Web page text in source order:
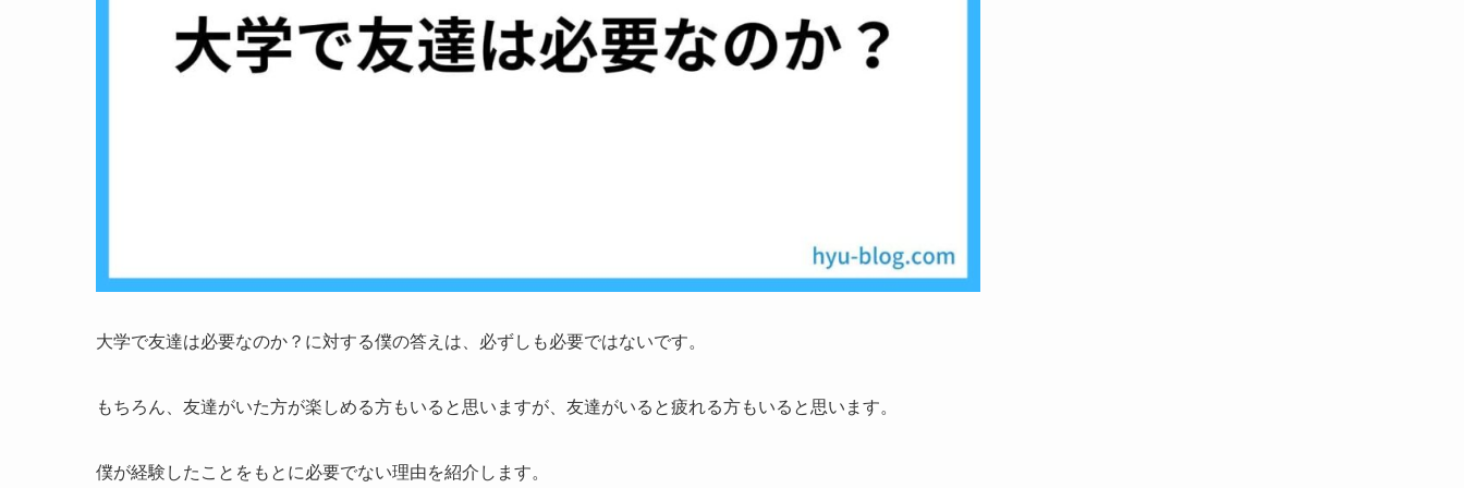
大学で友達は必要なのか？に対する僕の答えは、必ずしも必要ではないです。
もちろん、友達がいた方が楽しめる方もいると思いますが、友達がいると疲れる方もいると思います。
僕が経験したことをもとに必要でない理由を紹介します。